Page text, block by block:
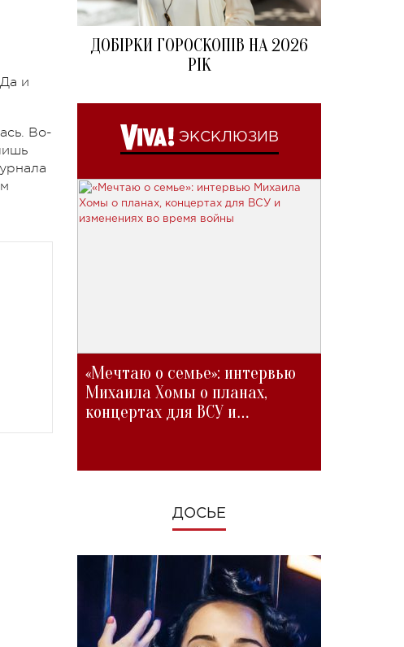
и
Во-
ДОБІРКИ ГОРОСКОПІВ НА 2026
РІК
ЭКСКЛЮЗИВ
«Мечтаю о семье»: интервью
Михаила Хомы о планах,
концертах для ВСУ и
ДОСЬЕ